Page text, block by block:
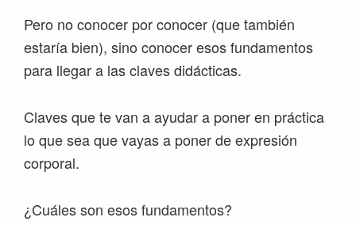
Pero no conocer por conocer (que también
estaría bien), sino conocer esos fundamentos
para llegar a las claves didácticas.
Claves que te van a ayudar a poner en práctica
lo que sea que vayas a poner de expresión
corporal.
¿Cuáles son esos fundamentos?